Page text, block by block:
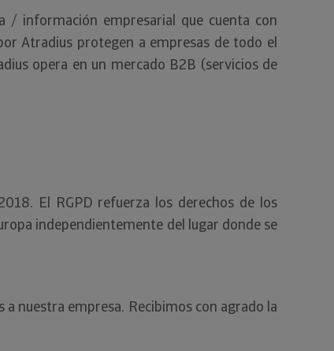
/ información empresarial que cuenta con
Atradius protegen a empresas de todo el
opera en un mercado B2B (servicios de
El RGPD refuerza los derechos de los
independientemente del lugar donde se
nuestra empresa. Recibimos con agrado la